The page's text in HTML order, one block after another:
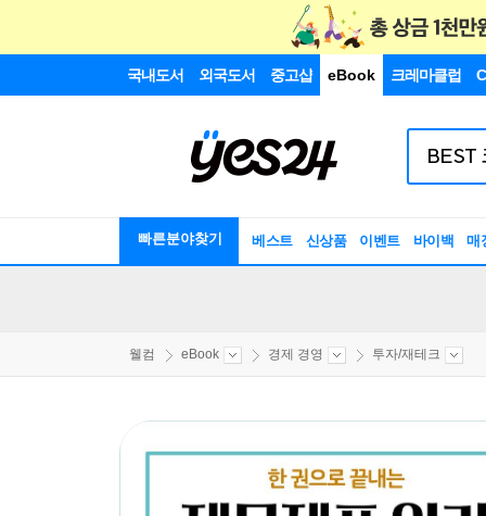
국내도서 외국도서 중고샵 eBook 크레마클럽
빠른분야찾기 베스트 신상품 이벤트 바이백 매
웰컴 eBook 경제 경영 투자/재테크